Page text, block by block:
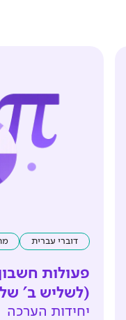
דוברי עברית
פעולות
(לשליש ב'
יחידות הערכה